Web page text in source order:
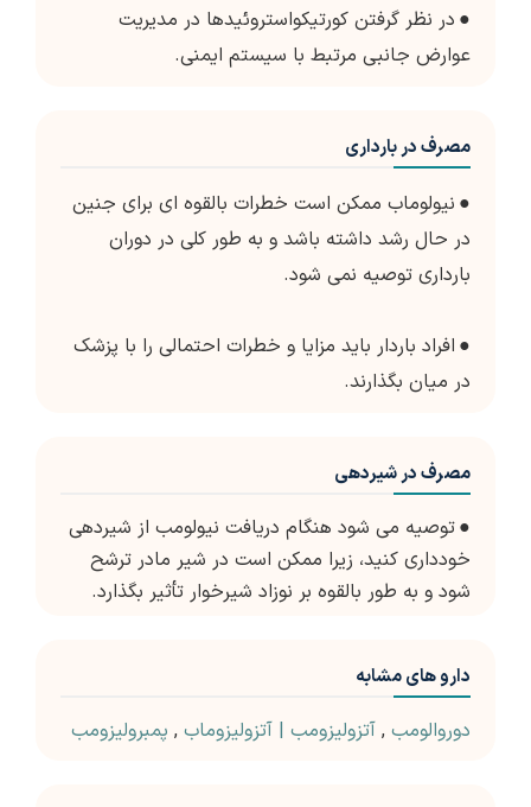
● در نظر گرفتن کورتیکواستروئیدها در مدیریت
عوارض جانبی مرتبط با سیستم ایمنی.
مصرف در بارداری
● نیولوماب ممکن است خطرات بالقوه ای برای جنین
در حال رشد داشته باشد و به طور کلی در دوران
بارداری توصیه نمی شود.
● افراد باردار باید مزایا و خطرات احتمالی را با پزشک
در میان بگذارند.
مصرف در شیردهی
●توصیه می شود هنگام دریافت نیولومب از شیردهی
خودداری کنید، زیرا ممکن است در شیر مادر ترشح
شود و به طور بالقوه بر نوزاد شیرخوار تأثیر بگذارد.
دارو های مشابه
دوروالومب , آتزولیزومب | آتزولیزوماب , پمبرولیزومب